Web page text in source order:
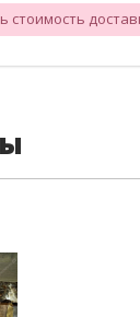
стоимость